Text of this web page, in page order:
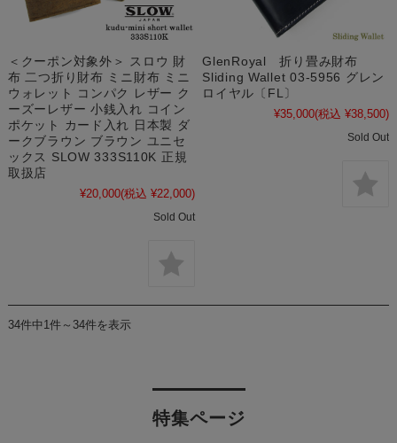
＜クーポン対象外＞ スロウ 財
布 二つ折り財布 ミニ財布 ミニ
ウォレット コンパク レザー ク
ーズーレザー 小銭入れ コイン
ポケット カード入れ 日本製 ダ
ークブラウン ブラウン ユニセ
ックス SLOW 333S110K 正規
取扱店
¥20,000(税込 ¥22,000)
Sold Out
GlenRoyal 折り畳み財布
Sliding Wallet 03-5956 グレン
ロイヤル〔FL〕
¥35,000(税込 ¥38,500)
Sold Out
34件中1件～34件を表示
特集ページ